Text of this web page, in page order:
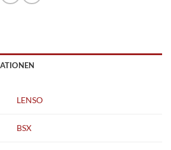
LENSO
BSX